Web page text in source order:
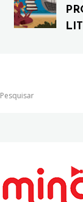
Pesquisar